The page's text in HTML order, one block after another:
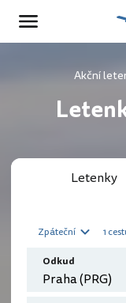
Akční
Letenky
Zpáteční 1
Odkud